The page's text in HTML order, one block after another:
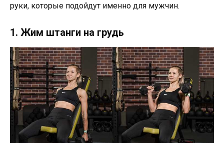
руки, которые подойдут именно для мужчин.
1. Жим штанги на грудь